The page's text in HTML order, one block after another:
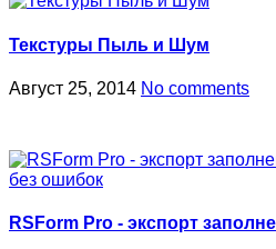
Текстуры Пыль и Шум
Август 25, 2014 No comments
RSForm Pro - экспорт